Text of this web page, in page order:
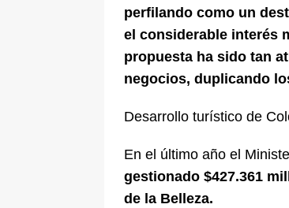
perfilando como un
el considerable interés
propuesta ha sido tan
negocios, duplicando
Desarrollo turístico de
En el último año el
gestionado $427.361
de la Belleza.